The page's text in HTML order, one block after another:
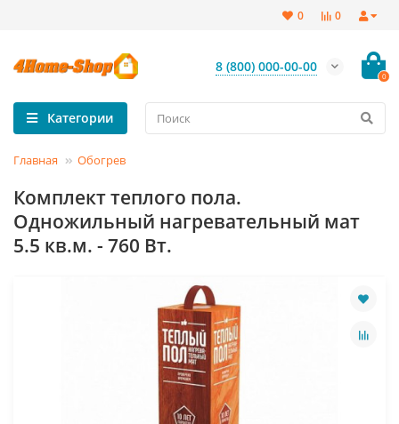
0
0
8 (800) 000-00-00
0
Категории
Главная Обогрев
Комплект теплого пола.
Одножильный нагревательный мат
5.5 кв.м. - 760 Вт.